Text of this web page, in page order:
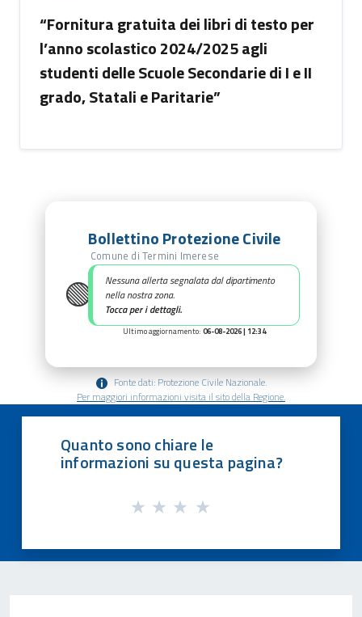
“Fornitura gratuita dei libri di testo per
l’anno scolastico 2024/2025 agli
studenti delle Scuole Secondarie di I e II
grado, Statali e Paritarie”
🟢
Bollettino Protezione Civile
Comune di Termini Imerese
Nessuna allerta segnalata dal dipartimento
nella nostra zona.
Tocca per i dettagli.
Ultimo aggiornamento: 06-08-2026 | 12:34
Fonte dati: Protezione Civile Nazionale.
Per maggiori informazioni visita il sito della Regione.
Quanto sono chiare le
informazioni su questa pagina?